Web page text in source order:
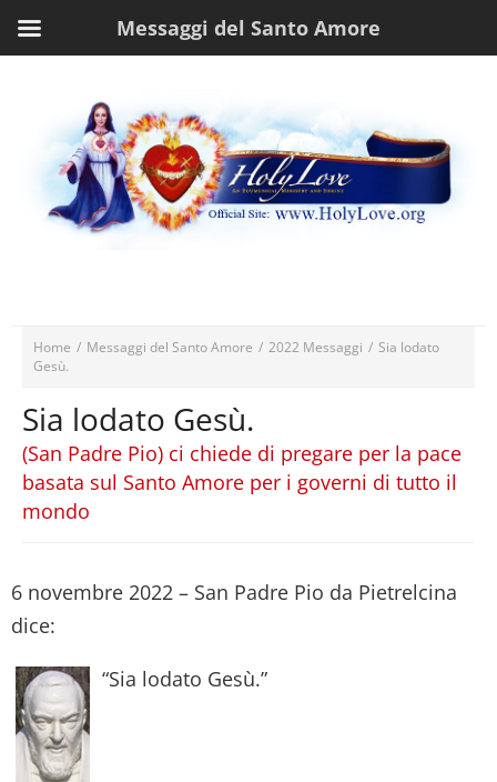
Home / Messaggi del Santo Amore / 2022 Messaggi / Sia lodato
Gesù.
Sia lodato Gesù.
(San Padre Pio) ci chiede di pregare per la pace
basata sul Santo Amore per i governi di tutto il
mondo
6 novembre 2022 – San Padre Pio da Pietrelcina
dice:
“Sia lodato Gesù.”
Messaggi del Santo Amore